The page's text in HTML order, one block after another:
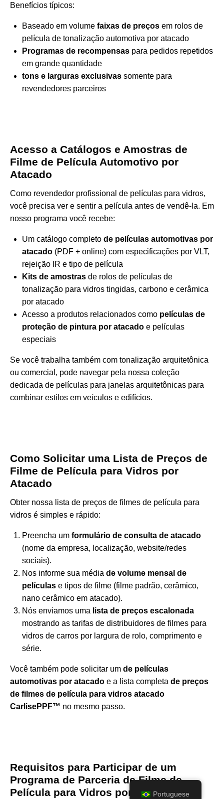
Benefícios típicos:
Baseado em volume faixas de preços em rolos de
película de tonalização automotiva por atacado
Programas de recompensas para pedidos repetidos
em grande quantidade
tons e larguras exclusivas somente para
revendedores parceiros
Acesso a Catálogos e Amostras de
Filme de Película Automotivo por
Atacado
Como revendedor profissional de películas para vidros,
você precisa ver e sentir a película antes de vendê-la. Em
nosso programa você recebe:
Um catálogo completo de películas automotivas por
atacado (PDF + online) com especificações por VLT,
rejeição IR e tipo de película
Kits de amostras de rolos de películas de
tonalização para vidros tingidas, carbono e cerâmica
por atacado
Acesso a produtos relacionados como películas de
proteção de pintura por atacado e películas
especiais
Se você trabalha também com tonalização arquitetônica
ou comercial, pode navegar pela nossa coleção
dedicada de películas para janelas arquitetônicas para
combinar estilos em veículos e edifícios.
Como Solicitar uma Lista de Preços de
Filme de Película para Vidros por
Atacado
Obter nossa lista de preços de filmes de película para
vidros é simples e rápido:
Preencha um formulário de consulta de atacado
(nome da empresa, localização, website/redes
sociais).
Nos informe sua média de volume mensal de
películas e tipos de filme (filme padrão, cerâmico,
nano cerâmico em atacado).
Nós enviamos uma lista de preços escalonada
mostrando as tarifas de distribuidores de filmes para
vidros de carros por largura de rolo, comprimento e
série.
Você também pode solicitar um de películas
automotivas por atacado e a lista completa de preços
de filmes de película para vidros atacado
CarlisePPF™ no mesmo passo.
Requisitos para Participar de um
Programa de Parceria de Filme de
Película para Vidros por Atacado
Portuguese